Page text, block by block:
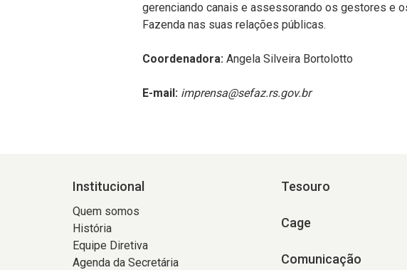
gerenciando canais e assessorando os gestores e
Fazenda nas suas relações públicas.
Coordenadora: Angela Silveira Bortolotto
E-mail: imprensa@sefaz.rs.gov.br
Institucional
Quem somos
História
Equipe Diretiva
Agenda da Secretária
Tesouro
Cage
Comunicação